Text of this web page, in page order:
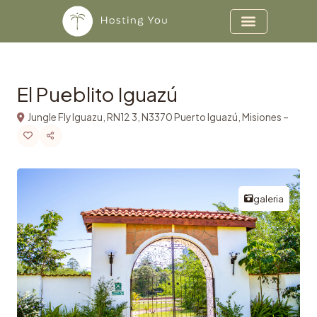
Ir para o conteúdo
El Pueblito Iguazú
Jungle Fly Iguazu, RN12 3, N3370 Puerto Iguazú, Misiones –
galeria